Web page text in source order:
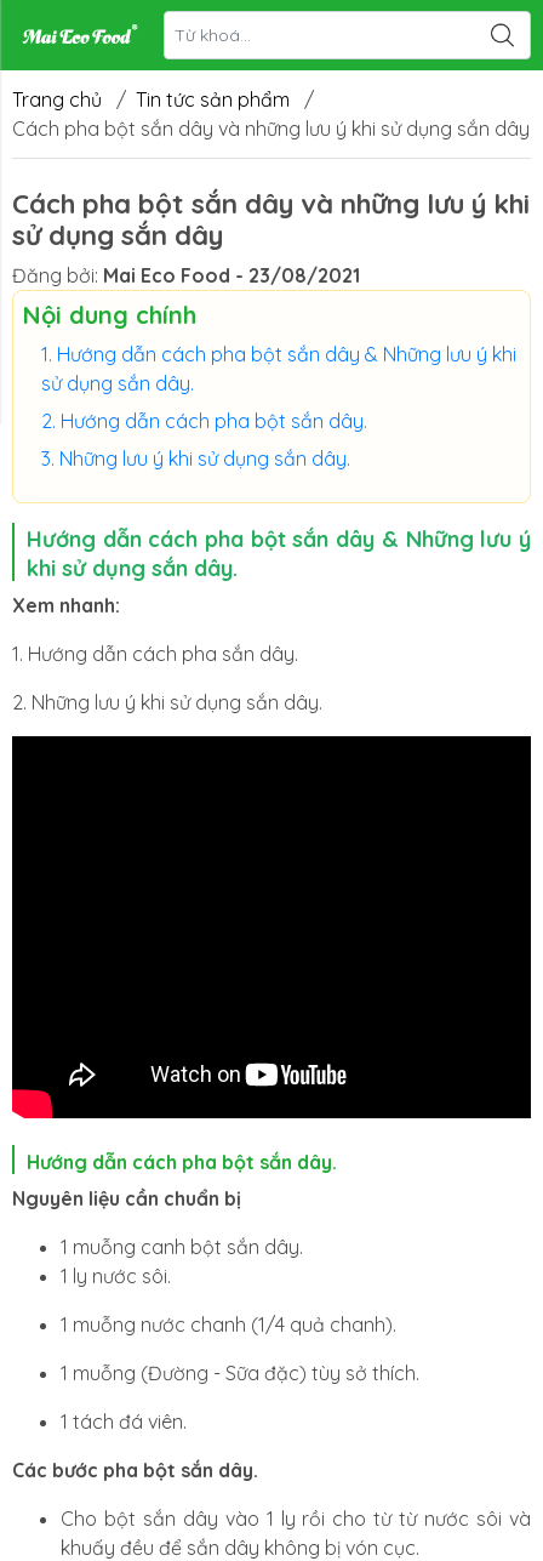
Trang chủ / Tin tức sản phẩm
/
Cách pha bột sắn dây và những lưu ý khi sử dụng sắn dây
Cách pha bột sắn dây và những lưu ý khi
sử dụng sắn dây
Đăng bởi: Mai Eco Food - 23/08/2021
Nội dung chính
Hướng dẫn cách pha bột sắn dây & Những lưu ý khi
sử dụng sắn dây.
Hướng dẫn cách pha bột sắn dây.
Những lưu ý khi sử dụng sắn dây.
Hướng dẫn cách pha bột sắn dây & Những lưu ý
khi sử dụng sắn dây.
Xem nhanh:
1. Hướng dẫn cách pha sắn dây.
2. Những lưu ý khi sử dụng sắn dây.
Hướng dẫn cách pha bột sắn dây.
Nguyên liệu cần chuẩn bị
1 muỗng canh bột sắn dây.
1 ly nước sôi.
1 muỗng nước chanh (1/4 quả chanh).
1 muỗng (Đường - Sữa đặc) tùy sở thích.
1 tách đá viên.
Các bước pha bột sắn dây.
Cho bột sắn dây vào 1 ly rồi cho từ từ nước sôi và
khuấy đều để sắn dây không bị vón cục.